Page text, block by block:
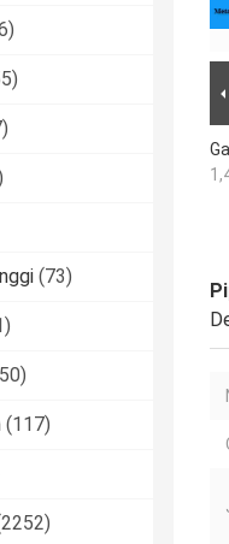
(73)
(117)